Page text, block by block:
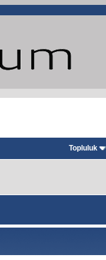
Topluluk